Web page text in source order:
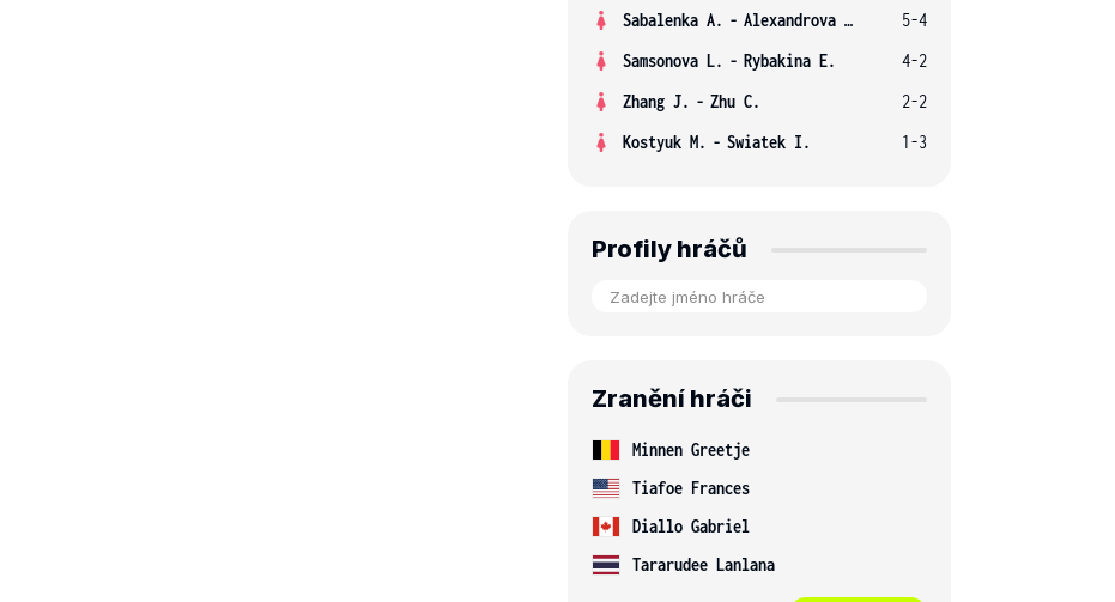
Sabalenka A. - Alexandrova E.
5-4
Samsonova L. - Rybakina E.
4-2
Zhang J. - Zhu C.
2-2
Kostyuk M. - Swiatek I. 1-3
Profily hráčů
Zranění hráči
Minnen Greetje
Tiafoe Frances
Diallo Gabriel
Tararudee Lanlana